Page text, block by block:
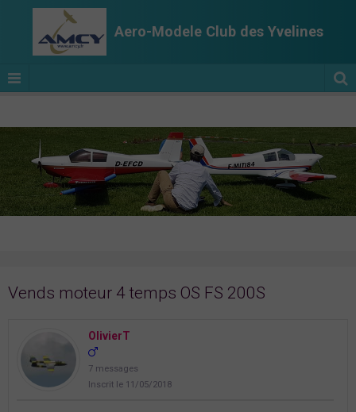
Aero-Modele Club des Yvelines
Vends moteur 4 temps OS FS 200S
OlivierT
7 messages
Inscrit le 11/05/2018